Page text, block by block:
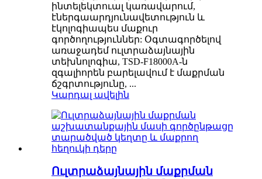
ինտելեկտուալ կառավարում,
էներգաարդյունավետություն և
էկոլոգիապես մաքուր
գործողություններ: Օգտագործելով
առաջադեմ ուլտրաձայնային
տեխնոլոգիա, TSD-F18000A-ն
զգալիորեն բարելավում է մաքրման
ճշգրտությունը, ...
Կարդալ ավելին
Ուլտրաձայնային մաքրման